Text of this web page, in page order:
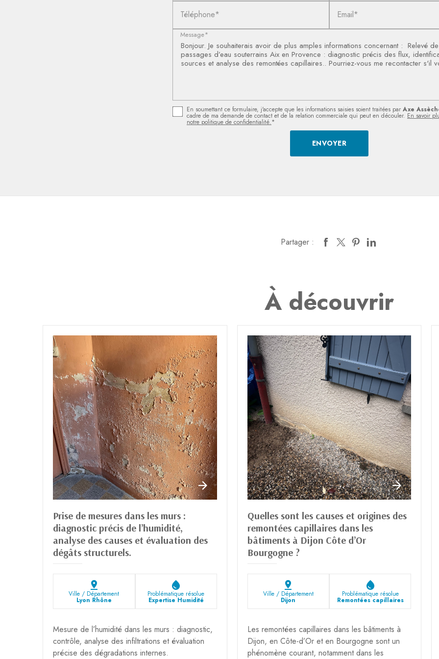
Téléphone* Email*
Message*
En soumettant ce formulaire, j'accepte que les informations saisies soient traitées par Axe
cadre de ma demande de contact et de la relation commerciale qui peut en découler. En savoir
notre politique de confidentialité.*
Partager :
À découvrir
Prise de mesures dans les murs :
diagnostic précis de l’humidité,
analyse des causes et évaluation des
dégâts structurels.
pin_drop
Ville / Département
Lyon Rhône
water_drop
Problématique résolue
Expertise Humidité
Mesure de l’humidité dans les murs : diagnostic,
contrôle, analyse des infiltrations et évaluation
précise des dégradations internes.
Quelles sont les causes et origines des
remontées capillaires dans les
bâtiments à Dijon Côte d’Or
Bourgogne ?
pin_drop
Ville / Département
Dijon
water_drop
Problématique résolue
Remontées capillaires
Les remontées capillaires dans les bâtiments à
Dijon, en Côte-d’Or et en Bourgogne sont un
phénomène courant, notamment dans les